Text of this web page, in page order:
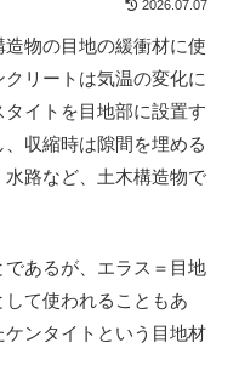
2026.07.07
物の目地の緩衝材に使
リートは気温の変化に
イトを目地部に設置す
収縮時は隙間を埋める
路など、土木構造物で
あるが、エラス＝目地
て使われることもあ
ンタイトという目地材